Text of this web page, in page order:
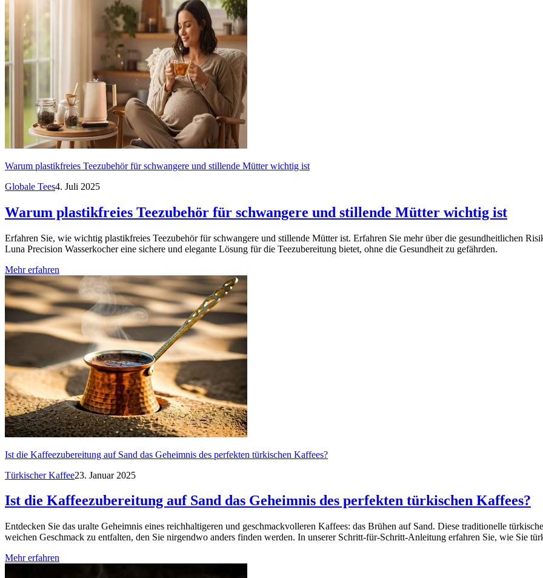
Warum plastikfreies Teezubehör für schwangere und stillende Mütter wichtig ist
Globale Tees4. Juli 2025
Warum plastikfreies Teezubehör für schwangere und stillende Mütter wichtig ist
Erfahren Sie, wie wichtig plastikfreies Teezubehör für schwangere und stillende Mütter ist. Erfahren Sie mehr über die gesundheitlichen
Luna Precision Wasserkocher eine sichere und elegante Lösung für die Teezubereitung bietet, ohne die Gesundheit zu gefährden.
Mehr erfahren
Ist die Kaffeezubereitung auf Sand das Geheimnis des perfekten türkischen Kaffees?
Türkischer Kaffee23. Januar 2025
Ist die Kaffeezubereitung auf Sand das Geheimnis des perfekten türkischen Kaffees?
Entdecken Sie das uralte Geheimnis eines reichhaltigeren und geschmackvolleren Kaffees: das Brühen auf Sand. Diese traditionelle
weichen Geschmack zu entfalten, den Sie nirgendwo anders finden werden. In unserer Schritt-für-Schritt-Anleitung erfahren Sie, wie Sie
Mehr erfahren